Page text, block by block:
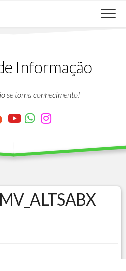
Informação
se torna conhecimento!